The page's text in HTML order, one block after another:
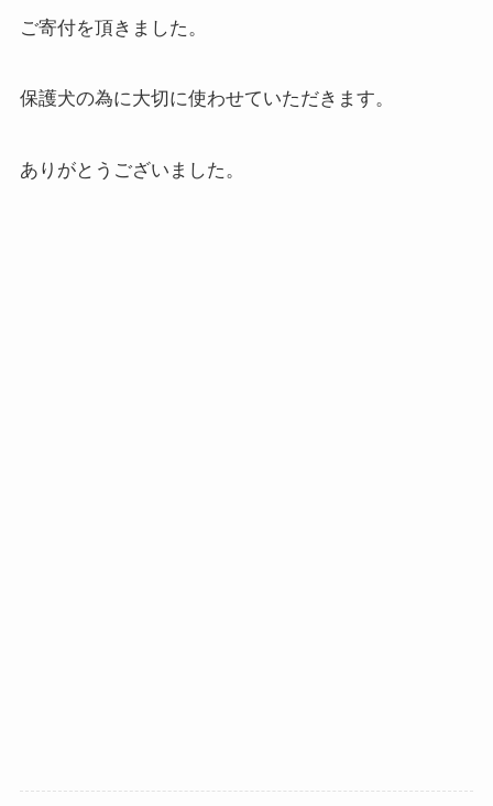
ご寄付を頂きました。
保護犬の為に大切に使わせていただきます。
ありがとうございました。